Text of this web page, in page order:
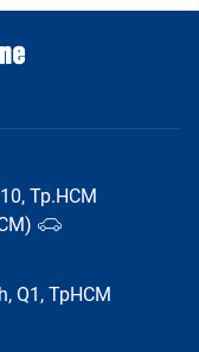
Tp.HCM
Q1, TpHCM